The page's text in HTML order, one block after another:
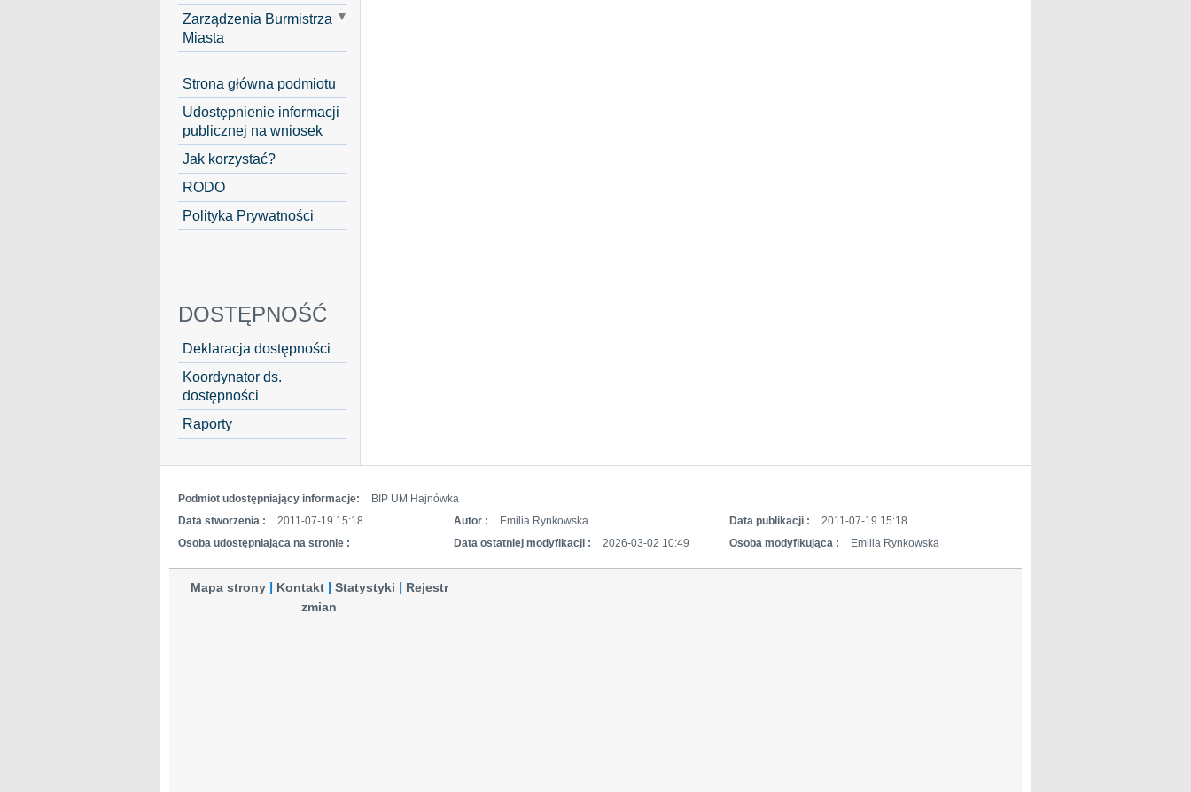
Zarządzenia Burmistrza
Miasta
Strona główna podmiotu
Udostępnienie informacji
publicznej na wniosek
Jak korzystać?
RODO
Polityka Prywatności
DOSTĘPNOŚĆ
Deklaracja dostępności
Koordynator ds.
dostępności
Raporty
Podmiot udostępniający informacje:
BIP UM Hajnówka
Data stworzenia :
2011-07-19 15:18 Autor : Emilia Rynkowska Data publikacji :
2011-07-19 15:18
Osoba udostępniająca na stronie :
Data ostatniej modyfikacji : 2026-03-02 10:49 Osoba modyfikująca : Emilia Rynkowska
Mapa strony Kontakt Statystyki
Rejestr
zmian